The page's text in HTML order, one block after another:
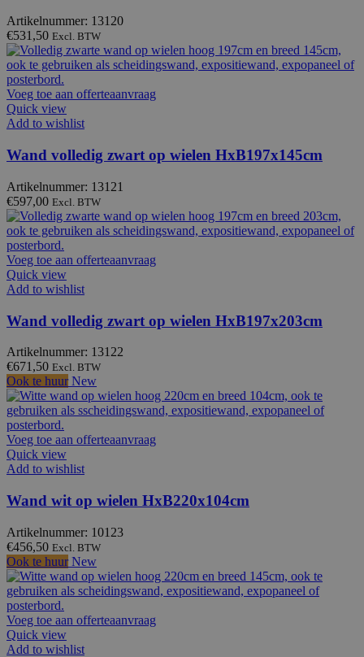
Artikelnummer: 13120
€531,50 Excl. BTW
Voeg toe aan offerteaanvraag
Quick view
Add to wishlist
Wand volledig zwart op wielen HxB197x145cm
Artikelnummer: 13121
€597,00 Excl. BTW
Voeg toe aan offerteaanvraag
Quick view
Add to wishlist
Wand volledig zwart op wielen HxB197x203cm
Artikelnummer: 13122
€671,50 Excl. BTW
Ook te huur New
Voeg toe aan offerteaanvraag
Quick view
Add to wishlist
Wand wit op wielen HxB220x104cm
Artikelnummer: 10123
€456,50 Excl. BTW
Ook te huur New
Voeg toe aan offerteaanvraag
Quick view
Add to wishlist